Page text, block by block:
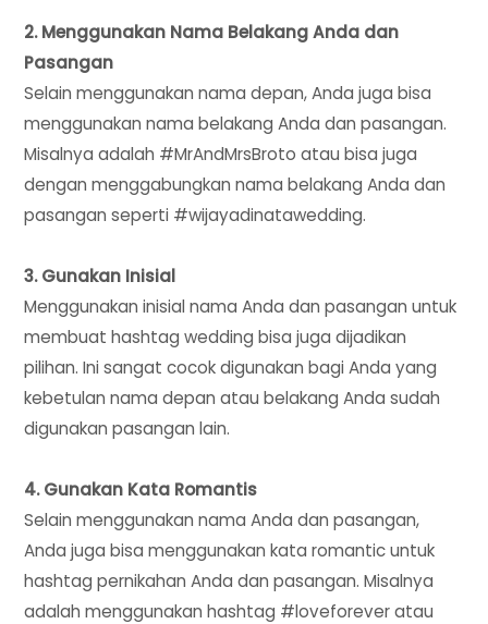
2. Menggunakan Nama Belakang Anda dan
Pasangan
Selain menggunakan nama depan, Anda juga bisa
menggunakan nama belakang Anda dan pasangan.
Misalnya adalah #MrAndMrsBroto atau bisa juga
dengan menggabungkan nama belakang Anda dan
pasangan seperti #wijayadinatawedding.
3. Gunakan Inisial
Menggunakan inisial nama Anda dan pasangan untuk
membuat hashtag wedding bisa juga dijadikan
pilihan. Ini sangat cocok digunakan bagi Anda yang
kebetulan nama depan atau belakang Anda sudah
digunakan pasangan lain.
4. Gunakan Kata Romantis
Selain menggunakan nama Anda dan pasangan,
Anda juga bisa menggunakan kata romantic untuk
hashtag pernikahan Anda dan pasangan. Misalnya
adalah menggunakan hashtag #loveforever atau